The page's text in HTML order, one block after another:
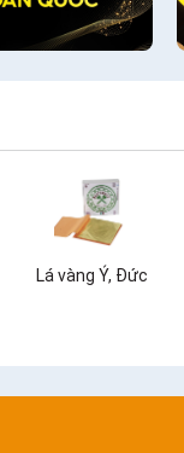
Lá vàng Ý, Đức